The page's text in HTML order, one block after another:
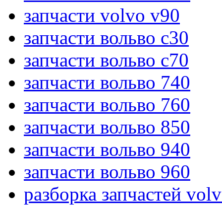
запчасти volvo v90
запчасти вольво c30
запчасти вольво c70
запчасти вольво 740
запчасти вольво 760
запчасти вольво 850
запчасти вольво 940
запчасти вольво 960
разборка запчастей